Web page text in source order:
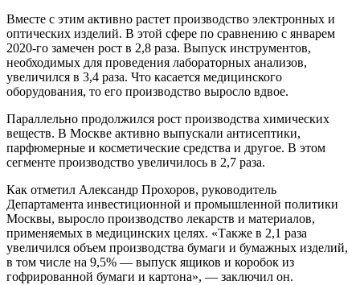
Вместе с этим активно растет производство электронных и
оптических изделий. В этой сфере по сравнению с январем
2020-го замечен рост в 2,8 раза. Выпуск инструментов,
необходимых для проведения лабораторных анализов,
увеличился в 3,4 раза. Что касается медицинского
оборудования, то его производство выросло вдвое.
Параллельно продолжился рост производства химических
веществ. В Москве активно выпускали антисептики,
парфюмерные и косметические средства и другое. В этом
сегменте производство увеличилось в 2,7 раза.
Как отметил Александр Прохоров, руководитель
Департамента инвестиционной и промышленной политики
Москвы, выросло производство лекарств и материалов,
применяемых в медицинских целях. «Также в 2,1 раза
увеличился объем производства бумаги и бумажных изделий,
в том числе на 9,5% — выпуск ящиков и коробок из
гофрированной бумаги и картона», — заключил он.